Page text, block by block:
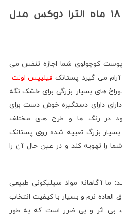
پستانک اونت ۶ تا ۱۸ ماه الترا دوکس مدل
کوچولوی شما اجازه تنفس می
می گیرد. پستانک فیلیپس اونت
سوراخ های بسیار بزرگی برای خشک نگه
دارای دستگیره خوش دست برای
در رنگ ها و طرح های مختلف
بسیار بزرگ تعبیه شده روی پستانک
را تهویه کند و در عین حال آن را
آگاهانه مواد سیلیکونی طبیعی
العاده نرم و بسیار با کیفیت انتخاب
بی اثر و بی ضرر است که به طور